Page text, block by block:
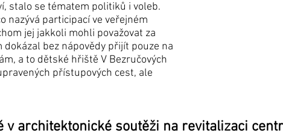
stalo se tématem politiků i voleb.
nazývá participací ve veřejném
jej jakkoli mohli považovat za
bez nápovědy přijít pouze na
a to dětské hřiště V Bezručových
přístupových cest, ale
architektonické soutěži na revitalizaci